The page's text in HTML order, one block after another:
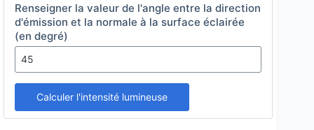
Renseigner la valeur de l'angle entre la direction
d'émission et la normale à la surface éclairée
(en degré)
Calculer l'intensité lumineuse